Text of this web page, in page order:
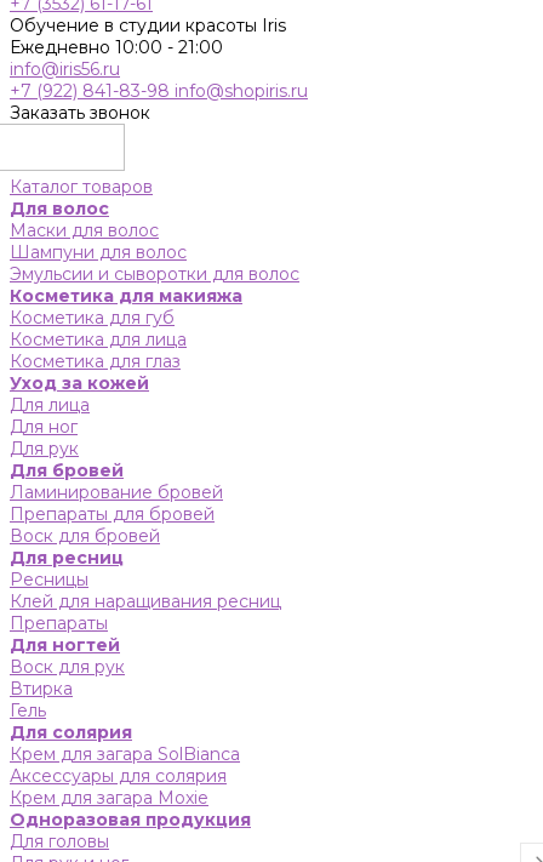
Обучение в студии красоты Iris
Ежедневно 10:00 - 21:00
info@iris56.ru
+7 (922) 841-83-98 info@shopiris.ru
Заказать звонок
Каталог товаров
Для волос
Маски для волос
Шампуни для волос
Эмульсии и сыворотки для волос
Косметика для макияжа
Косметика для губ
Косметика для лица
Косметика для глаз
Уход за кожей
Для лица
Для ног
Для рук
Для бровей
Ламинирование бровей
Препараты для бровей
Воск для бровей
Для ресниц
Ресницы
Клей для наращивания ресниц
Препараты
Для ногтей
Воск для рук
Втирка
Гель
Для солярия
Крем для загара SolBianca
Аксессуары для солярия
Крем для загара Moxie
Одноразовая продукция
Для головы